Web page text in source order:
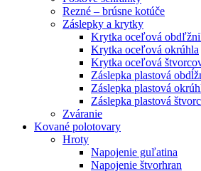
Rezné – brúsne kotúče
Záslepky a krytky
Krytka oceľová
Krytka oceľová okrúhla
Krytka oceľová
Záslepka plastová
Záslepka plastová
Záslepka plastová
Zváranie
Kované polotovary
Hroty
Napojenie guľatina
Napojenie štvorhran